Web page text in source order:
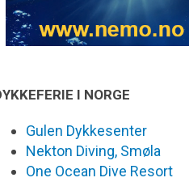
I NORGE
Gulen Dykkesenter
Nekton Diving, Smøla
One Ocean Dive Resort